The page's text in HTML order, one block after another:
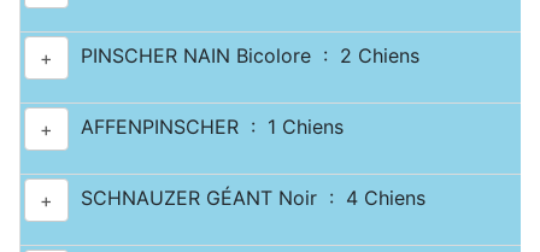
+ PINSCHER NAIN Bicolore : 2 Chiens
+ AFFENPINSCHER : 1 Chiens
+ SCHNAUZER GÉANT Noir : 4 Chiens